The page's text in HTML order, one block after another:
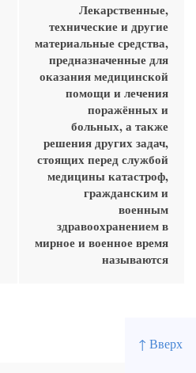
↑ Вверх
Лекарственные,
технические и другие
материальные средства,
предназначенные для
оказания медицинской
помощи и лечения
поражённых и
больных, а также
решения других задач,
стоящих перед службой
медицины катастроф,
гражданским и
военным
здравоохранением в
мирное и военное время
называются